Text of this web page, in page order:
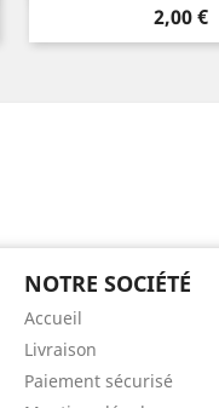
Prix
2,00 €
NOTRE SOCIÉTÉ
Accueil
Livraison
Paiement sécurisé